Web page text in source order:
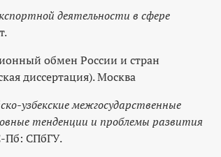
деятельности в сфере
обмен России и стран
диссертация). Москва
узбекские межгосударственные
тенденции и проблемы развития
Пб: СПбГУ.